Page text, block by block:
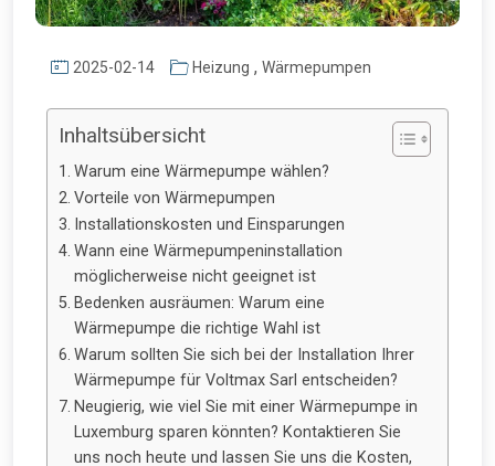
2025-02-14 Heizung , Wärmepumpen
Inhaltsübersicht
Warum eine Wärmepumpe wählen?
Vorteile von Wärmepumpen
Installationskosten und Einsparungen
Wann eine Wärmepumpeninstallation
möglicherweise nicht geeignet ist
Bedenken ausräumen: Warum eine
Wärmepumpe die richtige Wahl ist
Warum sollten Sie sich bei der Installation Ihrer
Wärmepumpe für Voltmax Sarl entscheiden?
Neugierig, wie viel Sie mit einer Wärmepumpe in
Luxemburg sparen könnten? Kontaktieren Sie
uns noch heute und lassen Sie uns die Kosten,